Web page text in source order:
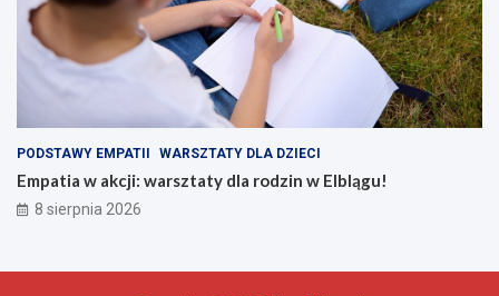
PODSTAWY EMPATII WARSZTATY DLA DZIECI
Empatia w akcji: warsztaty dla rodzin w Elblągu!
8 sierpnia 2026